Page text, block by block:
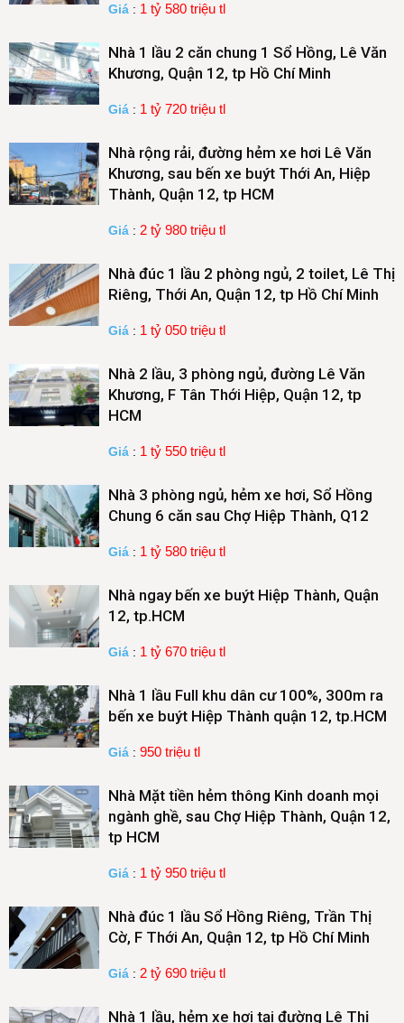
Giá : 1 tỷ 580 triệu tl
Nhà 1 lầu 2 căn chung 1 Sổ Hồng, Lê Văn
Khương, Quận 12, tp Hồ Chí Minh
Giá : 1 tỷ 720 triệu tl
Nhà rộng rải, đường hẻm xe hơi Lê Văn
Khương, sau bến xe buýt Thới An, Hiệp
Thành, Quận 12, tp HCM
Giá : 2 tỷ 980 triệu tl
Nhà đúc 1 lầu 2 phòng ngủ, 2 toilet, Lê Thị
Riêng, Thới An, Quận 12, tp Hồ Chí Minh
Giá : 1 tỷ 050 triệu tl
Nhà 2 lầu, 3 phòng ngủ, đường Lê Văn
Khương, F Tân Thới Hiệp, Quận 12, tp
HCM
Giá : 1 tỷ 550 triệu tl
Nhà 3 phòng ngủ, hẻm xe hơi, Sổ Hồng
Chung 6 căn sau Chợ Hiệp Thành, Q12
Giá : 1 tỷ 580 triệu tl
Nhà ngay bến xe buýt Hiệp Thành, Quận
12, tp.HCM
Giá : 1 tỷ 670 triệu tl
Nhà 1 lầu Full khu dân cư 100%, 300m ra
bến xe buýt Hiệp Thành quận 12, tp.HCM
Giá : 950 triệu tl
Nhà Mặt tiền hẻm thông Kinh doanh mọi
ngành ghề, sau Chợ Hiệp Thành, Quận 12,
tp HCM
Giá : 1 tỷ 950 triệu tl
Nhà đúc 1 lầu Sổ Hồng Riêng, Trần Thị
Cờ, F Thới An, Quận 12, tp Hồ Chí Minh
Giá : 2 tỷ 690 triệu tl
Nhà 1 lầu, hẻm xe hơi tại đường Lê Thị